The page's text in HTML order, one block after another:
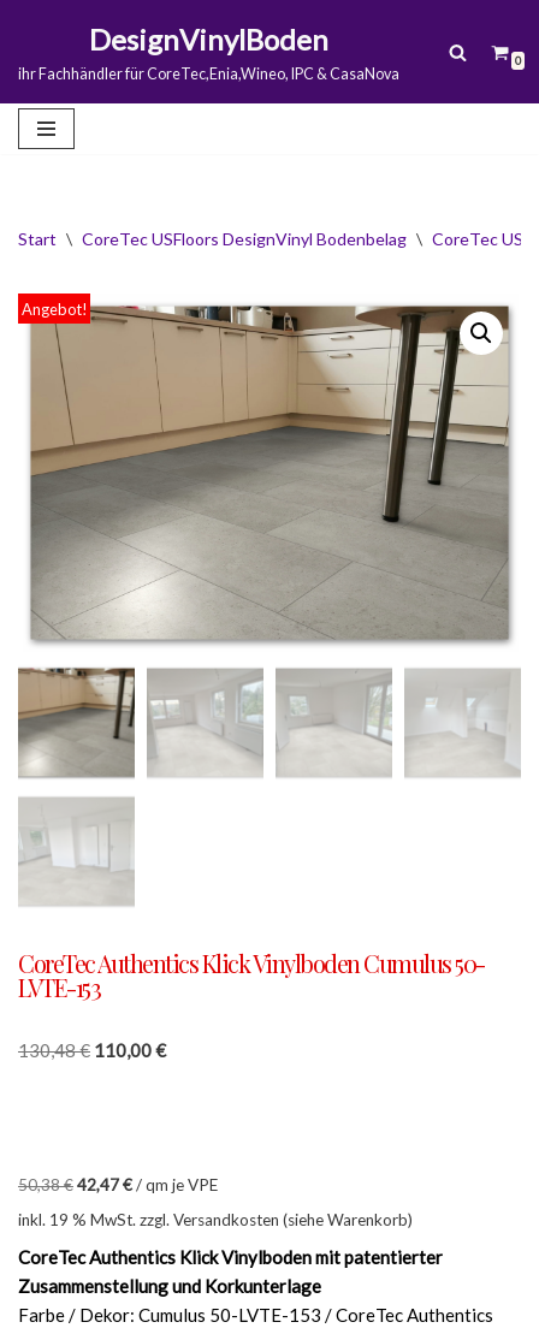
Zum
springen
DesignVinylBoden
ihr Fachhändler für CoreTec,Enia,Wineo, IPC & CasaNova
0
Start \ CoreTec USFloors DesignVinyl Bodenbelag \ CoreTec
Angebot!
CoreTec Authentics Klick Vinylboden Cumulus 50-
LVTE-153
130,48€ 110,00€
50,38€42,47€/qm je VPE
inkl. 19 % MwSt. zzgl. Versandkosten (siehe Warenkorb)
CoreTec Authentics Klick Vinylboden mit patentierter
Zusammenstellung und Korkunterlage
Farbe / Dekor: Cumulus 50-LVTE-153 / CoreTec Authentics